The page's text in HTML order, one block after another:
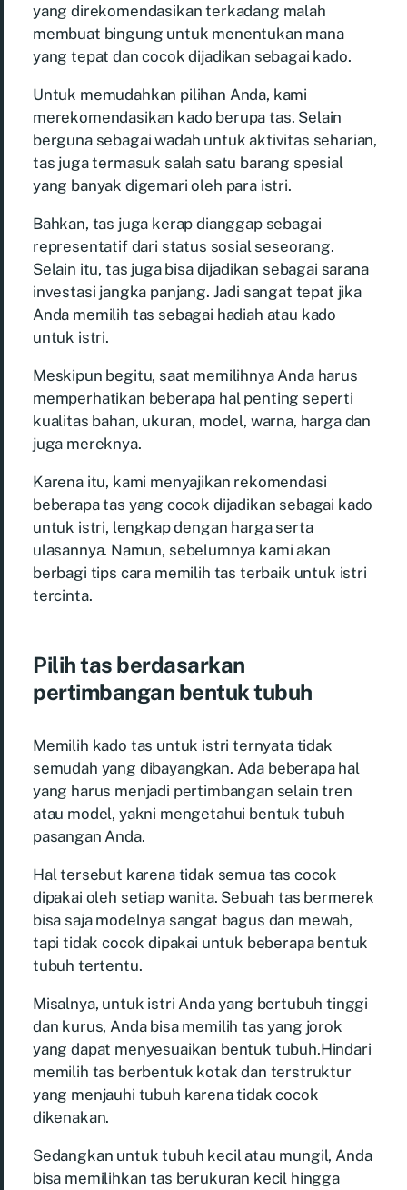
yang direkomendasikan terkadang malah
membuat bingung untuk menentukan mana
yang tepat dan cocok dijadikan sebagai kado.
Untuk memudahkan pilihan Anda, kami
merekomendasikan kado berupa tas. Selain
berguna sebagai wadah untuk aktivitas seharian,
tas juga termasuk salah satu barang spesial
yang banyak digemari oleh para istri.
Bahkan, tas juga kerap dianggap sebagai
representatif dari status sosial seseorang.
Selain itu, tas juga bisa dijadikan sebagai sarana
investasi jangka panjang. Jadi sangat tepat jika
Anda memilih tas sebagai hadiah atau kado
untuk istri.
Meskipun begitu, saat memilihnya Anda harus
memperhatikan beberapa hal penting seperti
kualitas bahan, ukuran, model, warna, harga dan
juga mereknya.
Karena itu, kami menyajikan rekomendasi
beberapa tas yang cocok dijadikan sebagai kado
untuk istri, lengkap dengan harga serta
ulasannya. Namun, sebelumnya kami akan
berbagi tips cara memilih tas terbaik untuk istri
tercinta.
Pilih tas berdasarkan
pertimbangan bentuk tubuh
Memilih kado tas untuk istri ternyata tidak
semudah yang dibayangkan. Ada beberapa hal
yang harus menjadi pertimbangan selain tren
atau model, yakni mengetahui bentuk tubuh
pasangan Anda.
Hal tersebut karena tidak semua tas cocok
dipakai oleh setiap wanita. Sebuah tas bermerek
bisa saja modelnya sangat bagus dan mewah,
tapi tidak cocok dipakai untuk beberapa bentuk
tubuh tertentu.
Misalnya, untuk istri Anda yang bertubuh tinggi
dan kurus, Anda bisa memilih tas yang jorok
yang dapat menyesuaikan bentuk tubuh.Hindari
memilih tas berbentuk kotak dan terstruktur
yang menjauhi tubuh karena tidak cocok
dikenakan.
Sedangkan untuk tubuh kecil atau mungil, Anda
bisa memilihkan tas berukuran kecil hingga